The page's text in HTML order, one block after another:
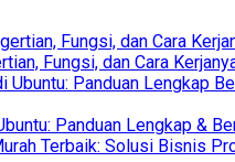
Fungsi, dan Cara
Panduan Lengkap &